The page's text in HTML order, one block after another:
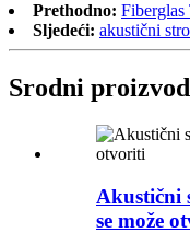
Prethodno:
Sljedeći: akustični
Srodni
Akustični
se može